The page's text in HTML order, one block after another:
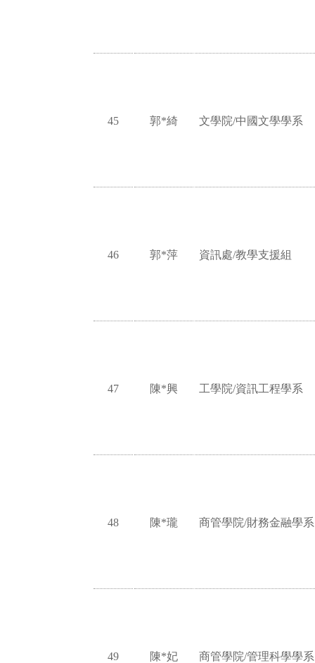
45 郭*綺 文學院/中國文學學系
46 郭*萍 資訊處/教學支援組
47 陳*興 工學院/資訊工程學系
48 陳*瓏 商管學院/財務金融學系
49 陳*妃 商管學院/管理科學學系